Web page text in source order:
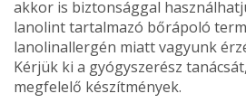
akkor is biztonság­gal
la­nolint tartalmazó bőrápoló
lanolinallergén miatt vagyunk
Kérjük ki a gyógyszerész
megfelelő készítmények.